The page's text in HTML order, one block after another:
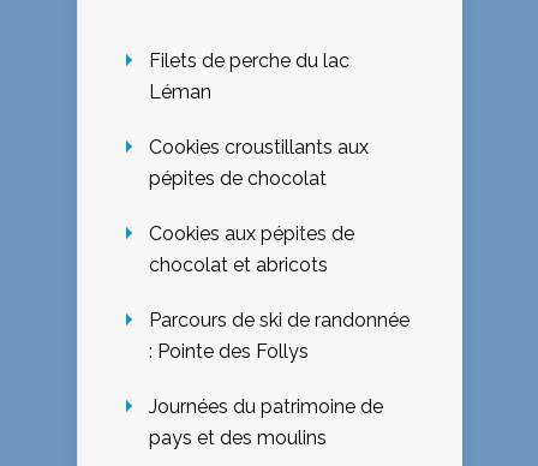
Filets de perche du lac
Léman
Cookies croustillants aux
pépites de chocolat
Cookies aux pépites de
chocolat et abricots
Parcours de ski de randonnée
: Pointe des Follys
Journées du patrimoine de
pays et des moulins